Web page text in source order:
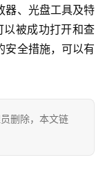
器、光盘工具及特
被成功打开和查
安全措施，可以有
删除，本文链